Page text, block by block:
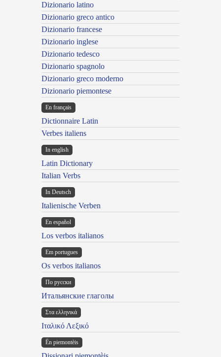
Dizionario latino
Dizionario greco antico
Dizionario francese
Dizionario inglese
Dizionario tedesco
Dizionario spagnolo
Dizionario greco moderno
Dizionario piemontese
En français
Dictionnaire Latin
Verbes italiens
In english
Latin Dictionary
Italian Verbs
In Deutsch
Italienische Verben
En español
Los verbos italianos
Em portugues
Os verbos italianos
По русски
Итальянские глаголы
Στα ελληνικά
Ιταλικό Λεξικό
Ën piemontèis